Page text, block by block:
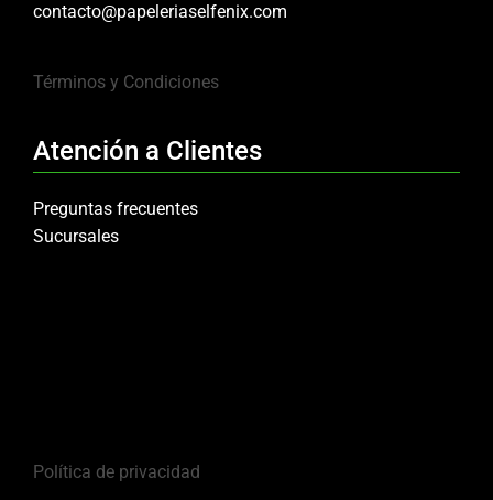
contacto@papeleriaselfenix.com
Términos y Condiciones
Atención a Clientes
Preguntas frecuentes
Sucursales
Política de privacidad